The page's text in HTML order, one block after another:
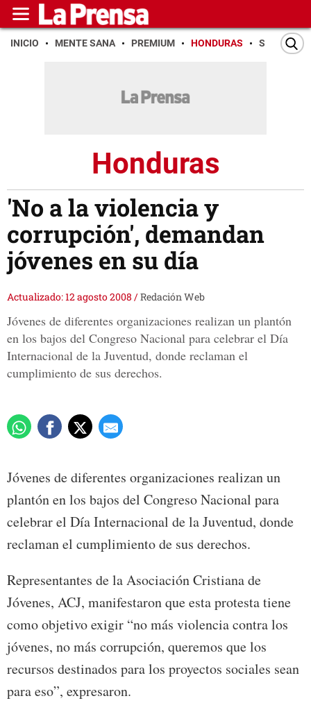
INICIO MENTE SANA PREMIUM HONDURAS SAN PEDRO
Honduras
'No a la violencia y
corrupción', demandan
jóvenes en su día
Actualizado: 12 agosto 2008 /Redación Web
Jóvenes de diferentes organizaciones realizan un plantón
en los bajos del Congreso Nacional para celebrar el Día
Internacional de la Juventud, donde reclaman el
cumplimiento de sus derechos.
Jóvenes de diferentes organizaciones realizan un
plantón en los bajos del Congreso Nacional para
celebrar el Día Internacional de la Juventud, donde
reclaman el cumplimiento de sus derechos.
Representantes de la Asociación Cristiana de
Jóvenes, ACJ, manifestaron que esta protesta tiene
como objetivo exigir “no más violencia contra los
jóvenes, no más corrupción, queremos que los
recursos destinados para los proyectos sociales sean
para eso”, expresaron.